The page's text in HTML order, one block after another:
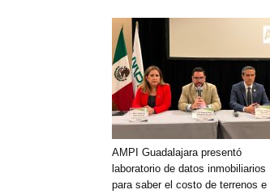
AMPI Guadalajara presentó
laboratorio de datos inmobiliarios
para saber el costo de terrenos e